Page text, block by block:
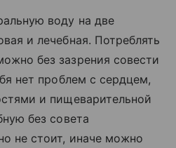
воду на две
и лечебная. Потреблять
без зазрения совести
нет проблем с сердцем,
и пищеварительной
без совета
не стоит, иначе можно